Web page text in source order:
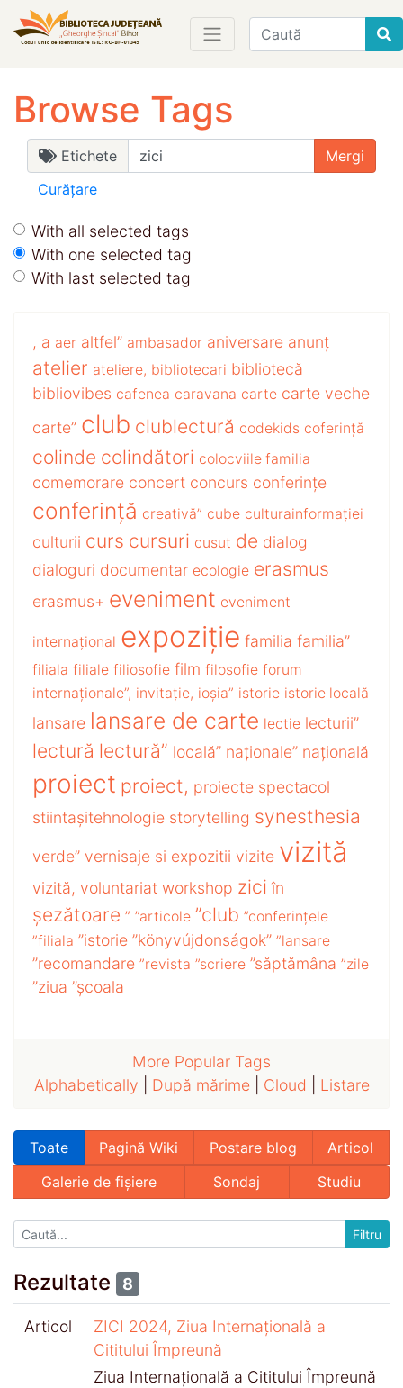
Find
Browse Tags
Etichete
Curățare
With all selected tags
With one selected tag
With last selected tag
, a aer altfel” ambasador aniversare anunț
atelier ateliere, bibliotecari bibliotecă
bibliovibes cafenea caravana carte carte veche
carte” club clublectură codekids coferință
colinde colindători colocviile familia
comemorare concert concurs conferințe
conferință creativă” cube culturainformației
culturii curs cursuri cusut de dialog
dialoguri documentar ecologie erasmus
erasmus+ eveniment eveniment
internațional expoziție familia familia”
filiala filiale filiosofie film filosofie forum
internaționale”, invitație, ioșia” istorie istorie locală
lansare lansare de carte lectie lecturii”
lectură lectură” locală” naționale” națională
proiect proiect, proiecte spectacol
stiintașitehnologie storytelling synesthesia
verde” vernisaje si expozitii vizite vizită
vizită, voluntariat workshop zici în
șezătoare ” ”articole ”club ”conferințele
”filiala ”istorie ”könyvújdonságok” ”lansare
”recomandare ”revista ”scriere ”săptămâna ”zile
”ziua ”școala
More Popular Tags
Alphabetically
După mărime| Cloud Listare
Toate Pagină Wiki Postare blog
Articol
Galerie de fișiere
Sondaj Studiu
Rezultate 8
Articol
ZICI 2024, Ziua Internațională a
Cititului Împreună
Ziua Internațională a Cititului Împreună